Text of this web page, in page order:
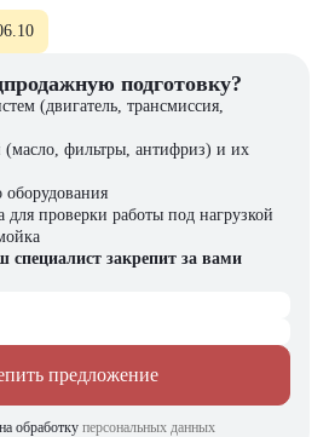
подготовку?
(двигатель, трансмиссия,
(масло, фильтры, антифриз) и их
оборудования
для проверки работы под нагрузкой
специалист закрепит за вами
предложение
обработку персональных данных